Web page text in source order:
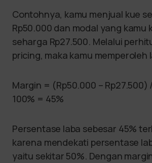
Contohnya, kamu menjual kue
Rp50.000 dan modal yang kamu
seharga Rp27.500. Melalui
pricing, maka kamu memperoleh
Margin = (Rp50.000 – Rp27.500)
100% = 45%
Persentase laba sebesar 45%
karena mendekati persentase
yaitu sekitar 50%. Dengan